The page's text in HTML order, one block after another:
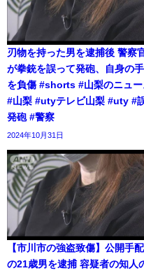
刃物を持った男を逮捕後 警察
が拳銃を誤って発砲、自身の手
を負傷 #shorts #山梨のニュー
#山梨 #utyテレビ山梨 #uty #
発砲 #警察
2024年10月31日
【市川市の強盗致傷】公開手配
の21歳男を逮捕 容疑者の知人